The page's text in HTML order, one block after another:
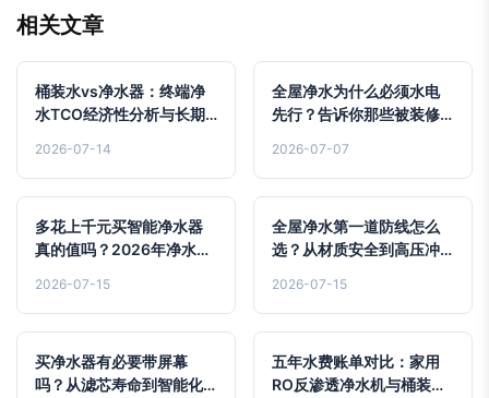
相关文章
桶装水vs净水器：终端净
水TCO经济性分析与长期
2026-07-14
全屋净水为什么必须水电
先行？告诉你那些被装修
坑指南
2026-07-07
多花上千元买智能净水器
真的值吗？2026年净水市
2026-07-15
全屋净水第一道防线怎么
选？从材质安全到高压冲
2026-07-15
买净水器有必要带屏幕
吗？从滤芯寿命到智能化
五年水费账单对比：家用
RO反渗透净水机与桶装水